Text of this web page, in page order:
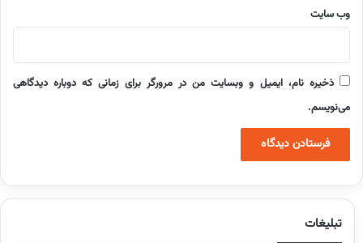
وب‌ سایت
ذخیره نام، ایمیل و وبسایت من در مرورگر برای زمانی که دوباره دیدگاهی
می‌نویسم.
تبلیغات